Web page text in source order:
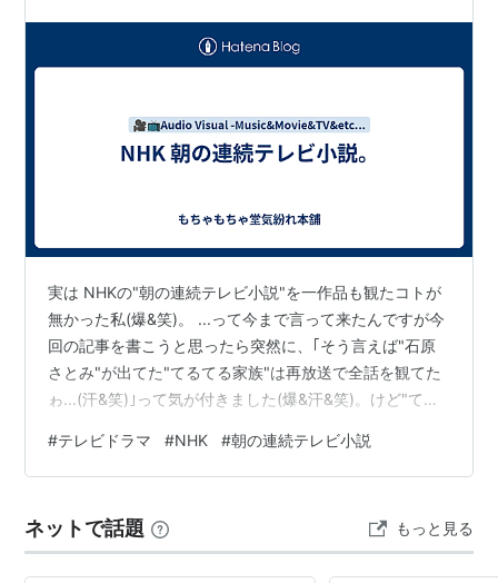
実は NHKの"朝の連続テレビ小説"を一作品も観たコトが
無かった私(爆&笑)。 ...って今まで言って来たんですが今
回の記事を書こうと思ったら突然に、｢そう言えば"石原
さとみ"が出てた"てるてる家族"は再放送で全話を観てた
ゎ...(汗&笑)｣って気が付きました(爆&汗&笑)。けど"てる
テレビ小説"って括りで観てた訳じゃなかったんですよね
(汗&笑)。 なので "朝の連続テレビ小説"って意識して観た
ん"が最初だったんです(爆&笑)。てか"あんぱん"なんて
この間じゃんっ(爆&汗&笑)!!!…
#テレビドラマ #NHK #朝の連続テレビ小説
ネットで話題 もっと見る